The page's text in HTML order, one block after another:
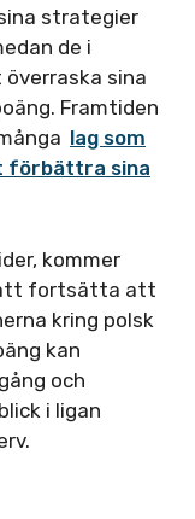
strategier
de i
sina
Framtiden
lag som
förbättra sina
kommer
att fortsätta att
kring polsk
kan
och
i ligan